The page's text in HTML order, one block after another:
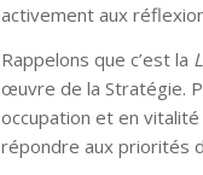
activement aux
Rappelons que c’est la
œuvre de la Stratégie.
occupation et en
répondre aux priorités